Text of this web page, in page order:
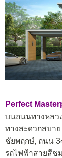
Perfect
บนถนนทางหลว
ทางสะดวกสบา
ชัยพฤกษ์, ถนน
รถไฟฟ้าสายสีช